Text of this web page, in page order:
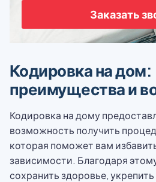
Заказать
Кодировка на дом:
преимущества и
Кодировка на дому
возможность получить
которая поможет вам
зависимости. Благодаря
сохранить здоровье,